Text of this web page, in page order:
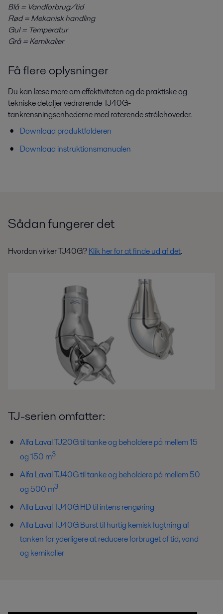
Blå = Vandforbrug/tid
Rød = Mekanisk handling
Gul = Temperatur
Grå = Kemikalier
Få flere oplysninger
Du kan læse mere om effektiviteten og de praktiske og
tekniske detaljer vedrørende TJ40G-
tankrensningsenhederne med roterende strålehoveder.
Download produktfolderen
Download instruktionsmanualen
Sådan fungerer det
Hvordan virker TJ40G?Klik her for at finde ud af det.
TJ-serien omfatter:
Alfa Laval TJ20G til tanke og beholdere på mellem 15
og 150 m3
Alfa Laval TJ40G til tanke og beholdere på mellem 50
og 500 m3
Alfa Laval TJ40G HD til intens rengøring
Alfa Laval TJ40G Burst til hurtig kemisk fugtning af
tanken for yderligere at reducere forbruget af tid, vand
og kemikalier